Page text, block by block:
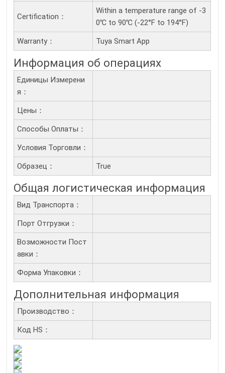
Certification：
Within a temperature range of -3
0℃ to 90℃ (-22°F to 194°F)
Warranty： Tuya Smart App
Информация об операциях
Единицы Измерени
Я：
Цены：
Способы Оплаты：
Условия Торговли：
Образец： True
Общая логистическая информация
Вид Транспорта：
Порт Отгрузки：
Возможности Пост
Авки：
Форма Упаковки：
Дополнительная информация
Производство：
Код HS：